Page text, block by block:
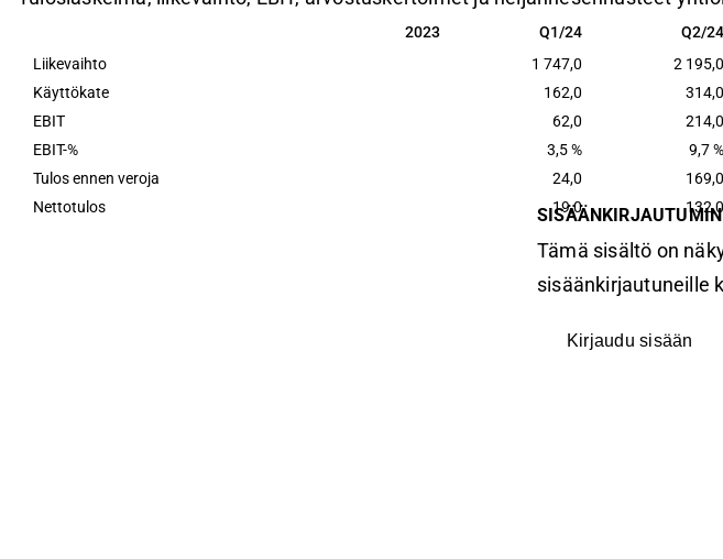
2023 Q1/24 Q2/24
2023 Q1/24 Q2/24
Liikevaihto
1 747,0 2 195,0
Käyttökate
162,0 314,0
EBIT
62,0 214,0
EBIT-%
3,5 % 9,7 %
Tulos ennen veroja
24,0 169,0
Nettotulos
19,0 132,0
Tämä sisältö on
sisäänkirjautuneille
Kirjaudu sisään